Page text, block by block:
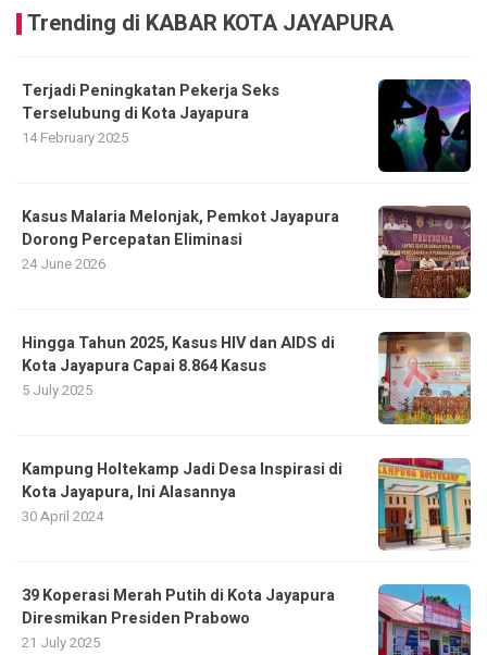
Trending di KABAR KOTA JAYAPURA
Terjadi Peningkatan Pekerja Seks
Terselubung di Kota Jayapura
14 February 2025
Kasus Malaria Melonjak, Pemkot Jayapura
Dorong Percepatan Eliminasi
24 June 2026
Hingga Tahun 2025, Kasus HIV dan AIDS di
Kota Jayapura Capai 8.864 Kasus
5 July 2025
Kampung Holtekamp Jadi Desa Inspirasi di
Kota Jayapura, Ini Alasannya
30 April 2024
39 Koperasi Merah Putih di Kota Jayapura
Diresmikan Presiden Prabowo
21 July 2025